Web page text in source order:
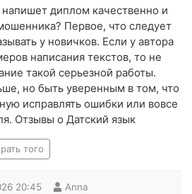
напишет диплом качественно и
Первое, что следует
у новичков. Если у автора
написания текстов, то не
такой серьезной работы.
но быть уверенным в том, что
исправлять ошибки или вовсе
Отзывы о Датский язык
того
20:45 Anna